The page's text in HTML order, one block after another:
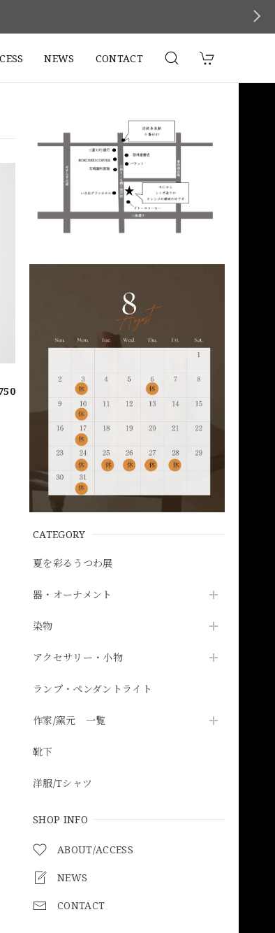
NEWS CONTACT
CATEGORY
夏を彩るうつわ展
器・オーナメント
染物
アクセサリー・小物
ランプ・ペンダントライト
作家/窯元 一覧
靴下
洋服/Tシャツ
SHOP INFO
ABOUT/ACCESS
NEWS
CONTACT